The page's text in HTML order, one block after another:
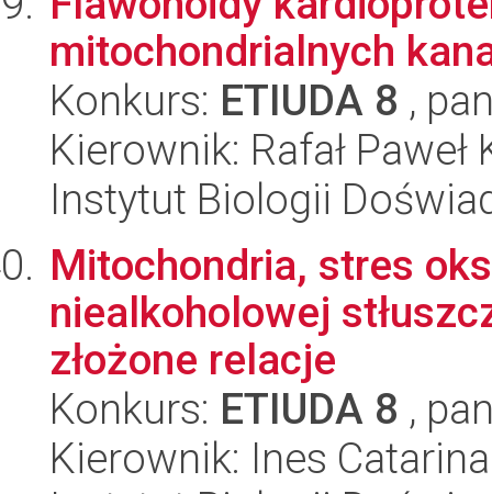
mitochondrialnych
Konkurs: ETIUDA 8 ,
Kierownik: Rafał Paweł
Instytut Biologii
Mitochondria, stres
niealkoholowej
złożone relacje
Konkurs: ETIUDA 8 ,
Kierownik: Ines